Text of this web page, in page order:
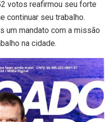
votos reafirmou seu forte
continuar seu trabalho.
um mandato com a missão
na cidade.